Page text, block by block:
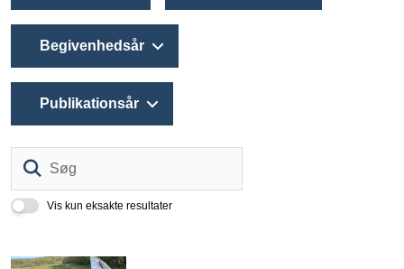
Vis kun eksakte resultater
Begivenhedsår
Publikationsår